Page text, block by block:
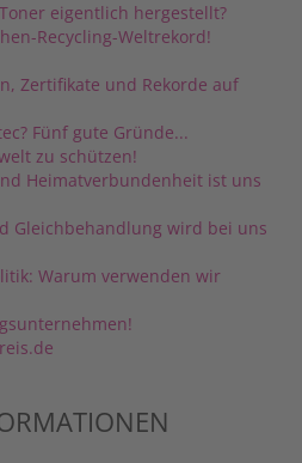
eigentlich hergestellt?
Recycling-Weltrekord!
Zertifikate und Rekorde auf
Fünf gute Gründe...
zu schützen!
Heimatverbundenheit ist uns
Gleichbehandlung wird bei uns
Warum verwenden wir